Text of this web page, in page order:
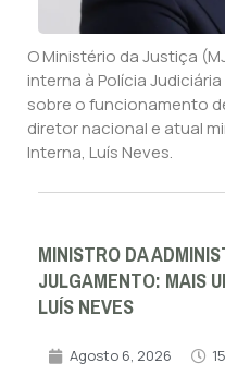
O Ministério da Justiça
interna à Polícia
sobre o funcionamento
diretor nacional e atual
Interna, Luís Neves.
MINISTRO DA
JULGAMENTO: MAIS
LUÍS NEVES
Agosto 6, 2026